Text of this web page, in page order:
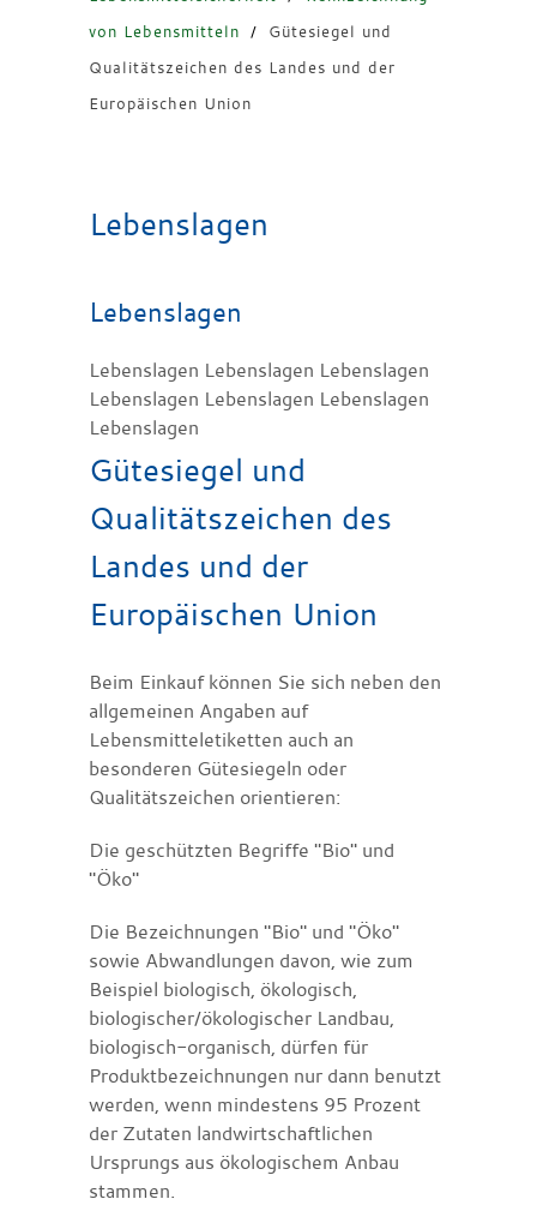
von Lebensmitteln
/
Gütesiegel und
Qualitätszeichen des Landes und der
Europäischen Union
Lebenslagen
Lebenslagen
Lebenslagen Lebenslagen Lebenslagen
Lebenslagen Lebenslagen Lebenslagen
Lebenslagen
Gütesiegel und
Qualitätszeichen des
Landes und der
Europäischen Union
Beim Einkauf können Sie sich neben den
allgemeinen Angaben auf
Lebensmitteletiketten auch an
besonderen Gütesiegeln oder
Qualitätszeichen orientieren:
Die geschützten Begriffe "Bio" und
"Öko"
Die Bezeichnungen "Bio" und "Öko"
sowie Abwandlungen davon, wie zum
Beispiel biologisch, ökologisch,
biologischer/ökologischer Landbau,
biologisch-organisch, dürfen für
Produktbezeichnungen nur dann benutzt
werden, wenn mindestens 95 Prozent
der Zutaten landwirtschaftlichen
Ursprungs aus ökologischem Anbau
stammen.